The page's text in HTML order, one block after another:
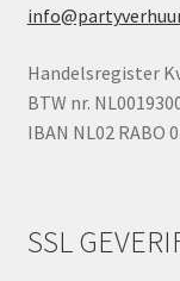
Handelsregister
BTW nr.
IBAN NL02 RABO
SSL